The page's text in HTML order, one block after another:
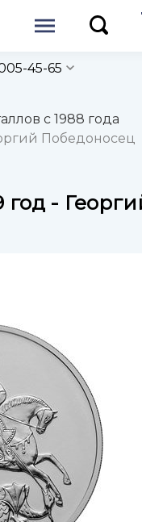
45-65
с 1988 года
Победоносец
год -